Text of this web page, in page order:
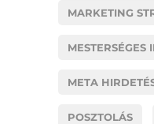
MARKETING
MESTERSÉGES
META
POSZTOLÁS